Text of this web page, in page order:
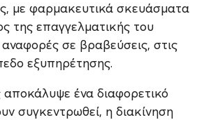
με φαρμακευτικά σκευάσματα
της επαγγελματικής του
σε βραβεύσεις, στις
εξυπηρέτησης.
ένα διαφορετικό
συγκεντρωθεί, η διακίνηση